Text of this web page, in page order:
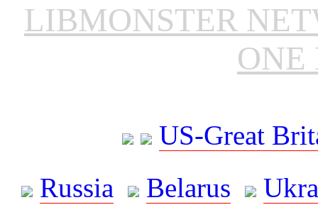
LIBMONSTER
ONE
US-Great
Russia
Belarus